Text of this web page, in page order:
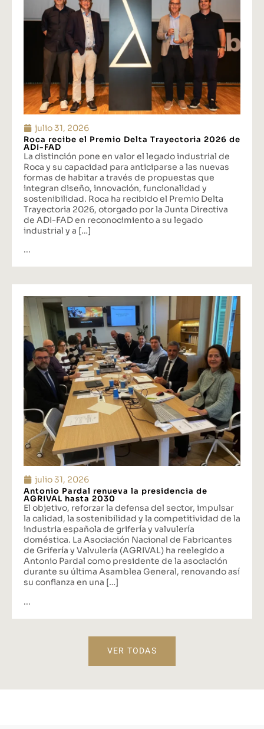
julio 31, 2026
Roca recibe el Premio Delta Trayectoria 2026 de
ADI-FAD
La distinción pone en valor el legado industrial de
Roca y su capacidad para anticiparse a las nuevas
formas de habitar a través de propuestas que
integran diseño, innovación, funcionalidad y
sostenibilidad. Roca ha recibido el Premio Delta
Trayectoria 2026, otorgado por la Junta Directiva
de ADI-FAD en reconocimiento a su legado
industrial y a […]
...
julio 31, 2026
Antonio Pardal renueva la presidencia de
AGRIVAL hasta 2030
El objetivo, reforzar la defensa del sector, impulsar
la calidad, la sostenibilidad y la competitividad de la
industria española de grifería y valvulería
doméstica. La Asociación Nacional de Fabricantes
de Grifería y Valvulería (AGRIVAL) ha reelegido a
Antonio Pardal como presidente de la asociación
durante su última Asamblea General, renovando así
su confianza en una […]
...
VER TODAS